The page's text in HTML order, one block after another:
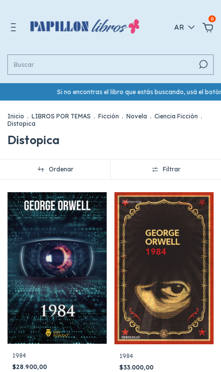
AR
0
Si no encontras el libro que estás buscando, usá el botón de
Inicio . LIBROS POR TEMAS . Ficción . Novela . Ciencia Ficción .
Distopica
Distopica
Ordenar Filtrar
1984
$28.900,00
1984
$33.000,00